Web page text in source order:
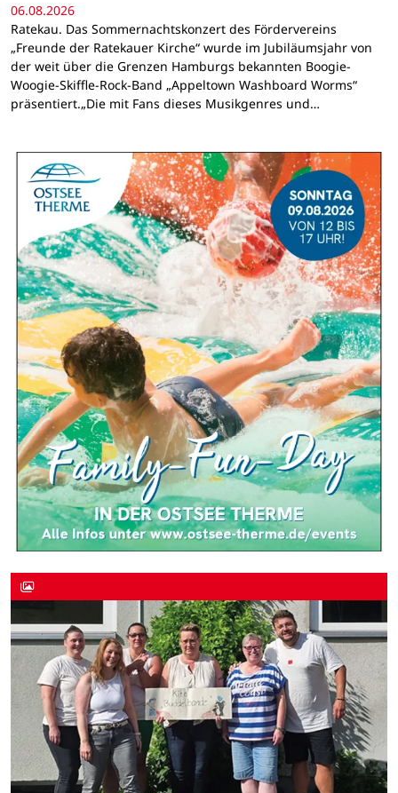
06.08.2026
Ratekau. Das Sommernachtskonzert des Fördervereins
„Freunde der Ratekauer Kirche“ wurde im Jubiläumsjahr von
der weit über die Grenzen Hamburgs bekannten Boogie-
Woogie-Skiffle-Rock-Band „Appeltown Washboard Worms“
präsentiert.„Die mit Fans dieses Musikgenres und…